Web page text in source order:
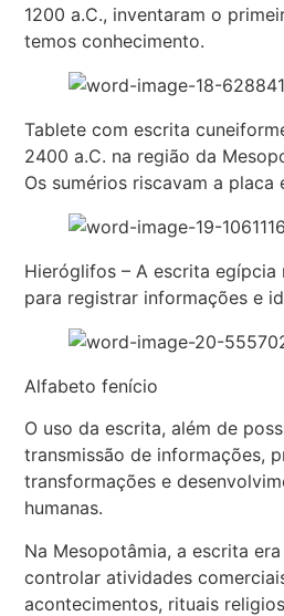
1200 a.C., inventaram o
temos conhecimento.
Tablete com escrita
2400 a.C. na região da
Os sumérios riscavam a placa
Hieróglifos – A escrita
para registrar informações e
Alfabeto fenício
O uso da escrita, além de
transmissão de informações,
transformações e
humanas.
Na Mesopotâmia, a escrita
controlar atividades
acontecimentos, rituais